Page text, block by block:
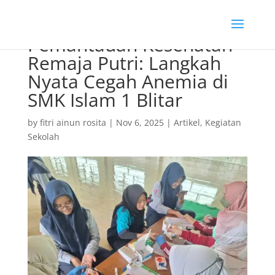
Pemantauan Kesehatan
Remaja Putri: Langkah
Nyata Cegah Anemia di
SMK Islam 1 Blitar
by fitri ainun rosita | Nov 6, 2025| Artikel, Kegiatan
Sekolah